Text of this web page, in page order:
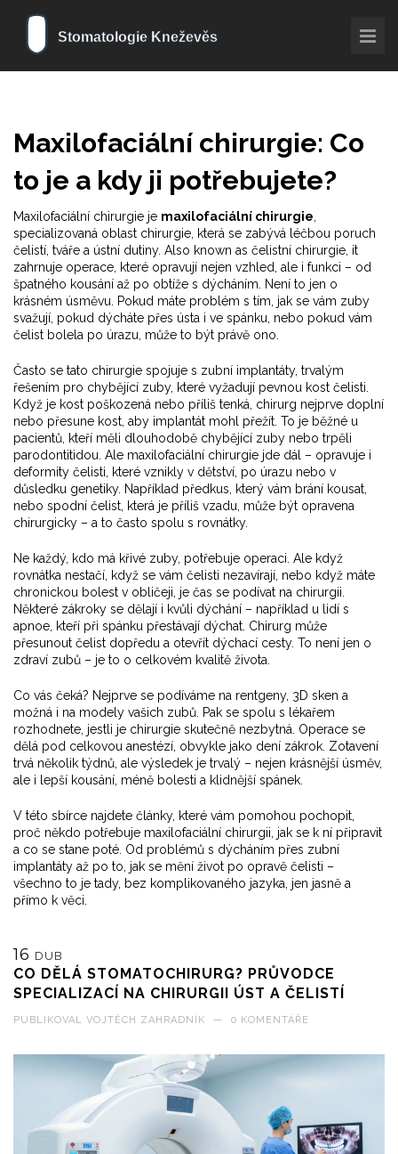
Maxilofaciální chirurgie: Co
to je a kdy ji potřebujete?
Maxilofaciální chirurgie je maxilofaciální chirurgie
specializovaná oblast chirurgie, která se zabývá léčbou poruch
čelistí, tváře a ústní dutiny. Also known as čelistní chirurgie , it
zahrnuje operace, které opravují nejen vzhled, ale i funkci – od
špatného kousání až po obtíže s dýcháním.
Není to jen o
krásném úsměvu. Pokud máte problém s tím, jak se vám zuby
svažují, pokud dýcháte přes ústa i ve spánku, nebo pokud vám
čelist bolela po úrazu, může to být právě ono.
Často se tato chirurgie spojuje s zubní implantáty, trvalým
řešením pro chybějící zuby, které vyžadují pevnou kost čelisti
Když je kost poškozená nebo příliš tenká, chirurg nejprve doplní
nebo přesune kost, aby implantát mohl přežít. To je běžné u
pacientů, kteří měli dlouhodobě chybějící zuby nebo trpěli
parodontitidou. Ale maxilofaciální chirurgie jde dál – opravuje i
deformity čelisti
které vznikly v dětství, po úrazu nebo v
důsledku genetiky. Například předkus, který vám brání kousat,
nebo spodní čelist, která je příliš vzadu, může být opravena
chirurgicky – a to často spolu s rovnátky.
Ne každý, kdo má křivé zuby, potřebuje operaci. Ale když
rovnátka nestačí, když se vám čelisti nezavírají, nebo když máte
chronickou bolest v obličeji, je čas se podívat na chirurgii.
Některé zákroky se dělají i kvůli dýchání – například u lidí s
apnoe, kteří při spánku přestávají dýchat. Chirurg může
přesunout čelist dopředu a otevřít dýchací cesty. To není jen o
zdraví zubů – je to o celkovém kvalitě života.
Co vás čeká? Nejprve se podíváme na rentgeny, 3D sken a
možná i na modely vašich zubů. Pak se spolu s lékařem
rozhodnete, jestli je chirurgie skutečně nezbytná. Operace se
dělá pod celkovou anestézí, obvykle jako dení zákrok. Zotavení
trvá několik týdnů, ale výsledek je trvalý – nejen krásnější úsměv,
ale i lepší kousání, méně bolesti a klidnější spánek.
V této sbírce najdete články, které vám pomohou pochopit,
proč někdo potřebuje maxilofaciální chirurgii, jak se k ní připravit
a co se stane poté. Od problémů s dýcháním přes zubní
implantáty až po to, jak se mění život po opravě čelisti –
všechno to je tady, bez komplikovaného jazyka, jen jasně a
přímo k věci.
16 DUB
CO DĚLÁ STOMATOCHIRURG? PRŮVODCE
SPECIALIZACÍ NA CHIRURGII ÚST A ČELISTÍ
PUBLIKOVAL VOJTĚCH ZAHRADNÍK — 0 KOMENTÁŘE